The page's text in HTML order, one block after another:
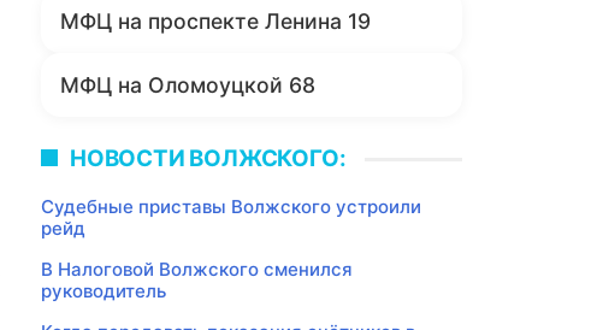
МФЦ на проспекте Ленина 19
МФЦ на Оломоуцкой 68
НОВОСТИ ВОЛЖСКОГО:
Судебные приставы Волжского устроили
рейд
В Налоговой Волжского сменился
руководитель